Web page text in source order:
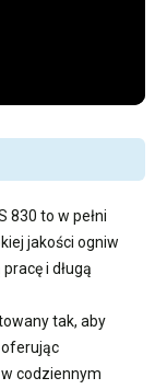
830 to w pełni
jakości ogniw
i długą
tak, aby
oferując
codziennym